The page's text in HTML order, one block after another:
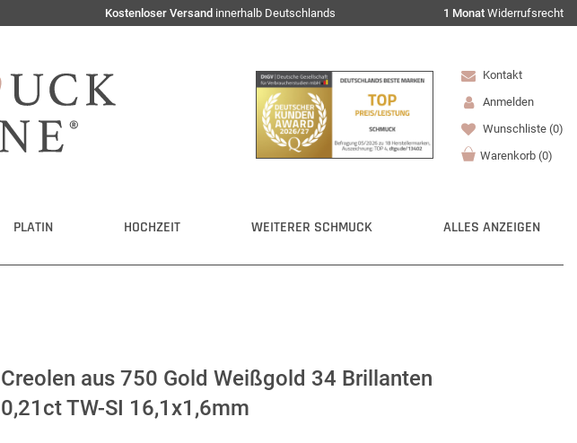
Kostenloser Versand innerhalb Deutschlands 1 Monat Widerrufsrecht
Kontakt
Anmelden
Wunschliste (0)
Warenkorb (0)
PLATIN HOCHZEIT WEITERER SCHMUCK ALLES ANZEIGEN
Creolen aus 750 Gold Weißgold 34 Brillanten
0,21ct TW-SI 16,1x1,6mm